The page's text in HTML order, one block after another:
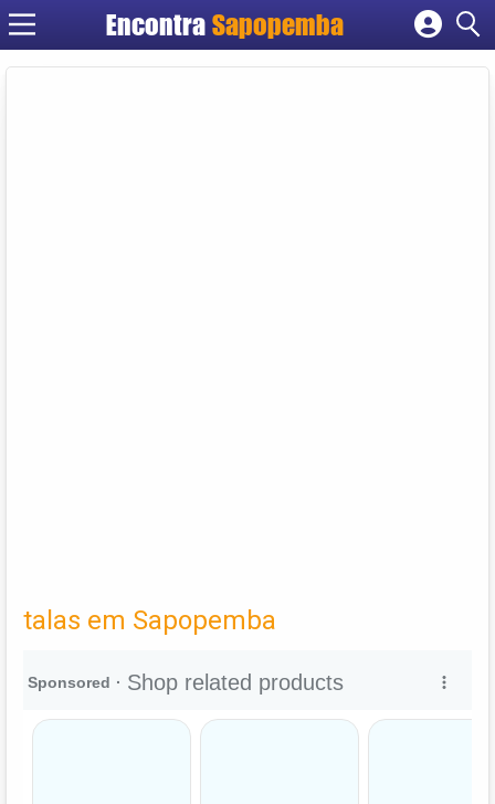
Encontra Sapopemba
Cadastrar empresa
talas em Sapopemba